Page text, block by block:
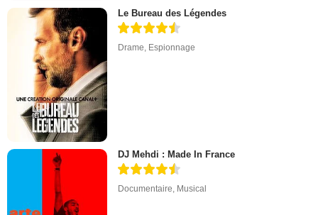
Le Bureau des Légendes
Drame, Espionnage
DJ Mehdi : Made In France
Documentaire Musical